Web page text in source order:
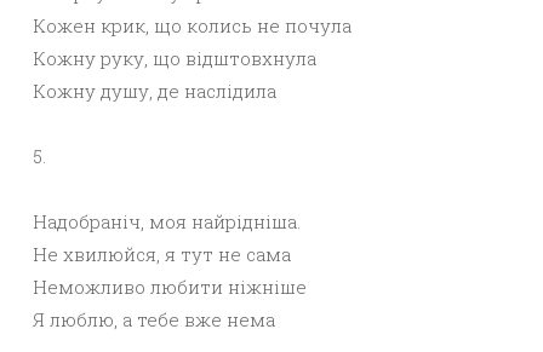
Кожен крик, що колись не почула
Кожну руку, що відштовхнула
Кожну душу, де наслідила
5.
Надобраніч, моя найрідніша.
Не хвилюйся, я тут не сама
Неможливо любити ніжніше
Я люблю, а тебе вже нема